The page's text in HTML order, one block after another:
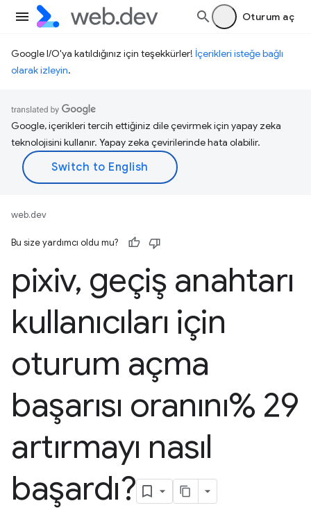
Oturum aç
Google I/O'ya katıldığınız için teşekkürler! İçerikleri isteğe bağlı
olarak izleyin.
Google, içerikleri tercih ettiğiniz dile çevirmek için yapay zeka
teknolojisini kullanır. Yapay zeka çevirilerinde hata olabilir.
web.dev
Bu size yardımcı oldu mu?
pixiv, geçiş anahtarı
kullanıcıları için
oturum açma
başarısı oranını% 29
artırmayı nasıl
başardı?